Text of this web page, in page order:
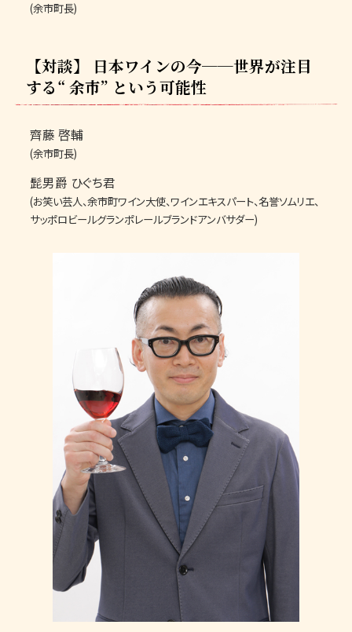
(余市町長)
【対談】 日本ワインの今──世界が注目
する“ 余市” という可能性
齊藤 啓輔
(余市町長)
髭男爵 ひぐち君
(お笑い芸人、余市町ワイン大使、ワインエキスパート、名誉ソムリエ、
サッポロビールグランポレールブランドアンバサダー)